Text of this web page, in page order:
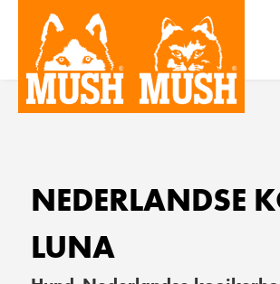
NEDERLANDSE
LUNA